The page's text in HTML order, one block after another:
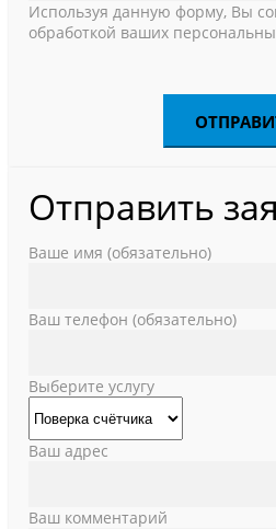
Используя данную форму, Вы
обработкой ваших
Отправить
Ваше имя (обязательно)
Ваш телефон (обязательно)
Выберите услугу
Ваш адрес
Ваш комментарий